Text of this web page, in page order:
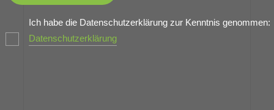
Ich habe die Datenschutzerklärung zur Kenntnis genommen:
Datenschutzerklärung